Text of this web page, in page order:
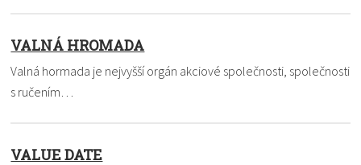
VALNÁ HROMADA
Valná hormada je nejvyšší orgán akciové společnosti, společnosti
s ručením…
VALUE DATE